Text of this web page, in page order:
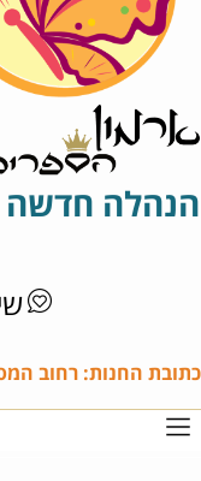
הנהלה חדשה
כתובת החנות: רחוב המסילה